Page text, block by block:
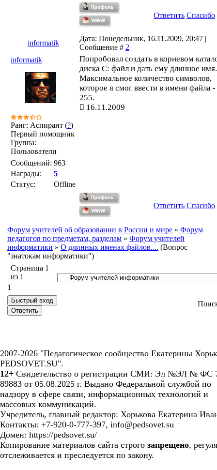
Ответить Спасибо
informatik
Дата: Понедельник, 16.11.2009, 20:47 |
Сообщение # 2
informatik
Ранг: Аспирант (?)
Первый помощник
Группа:
Пользователи
Сообщений: 963
Награды:
5
Статус:
Offline
Попробовал создать в корневом
диска C: файл и дать ему длинное имя.
Максимальное количество символов,
которое я смог ввести в имени файла -
255.
16.11.2009
Ответить Спасибо
Форум учителей об образовании в России и мире » Форум
педагогов по предметам, разделам » Форум учителей
информатики » О длинных именах файлов.... (Вопрос
"знатокам информатики")
Страница 1
из 1
1
2007-2026 "Педагогическое сообщество Екатерины
PEDSOVET.SU".
12+ Свидетельство о регистрации СМИ: Эл №ЭЛ № ФС
89883 от 05.08.2025 г. Выдано Федеральной службой по
надзору в сфере связи, информационных технологий и
массовых коммуникаций.
Учредитель, главный редактор: Хорькова Екатерина
Контакты: +7-920-0-777-397, info@pedsovet.su
Домен: https://pedsovet.su/
Копирование материалов сайта строго запрещено,
отслеживается и преследуется по закону.